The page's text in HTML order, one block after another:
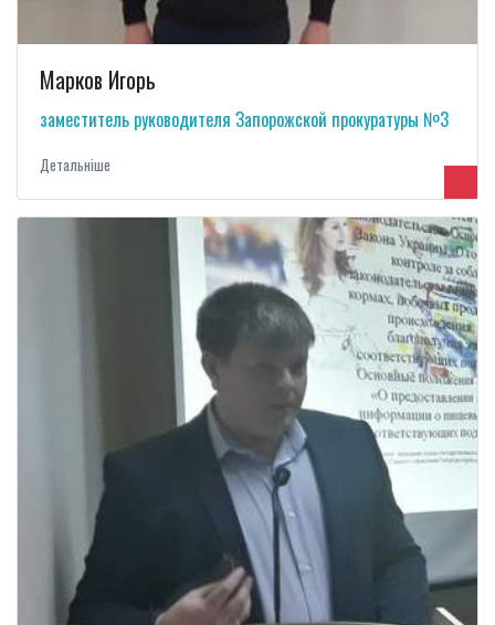
Марков Игорь
заместитель руководителя Запорожской прокуратуры №3
Детальнiше